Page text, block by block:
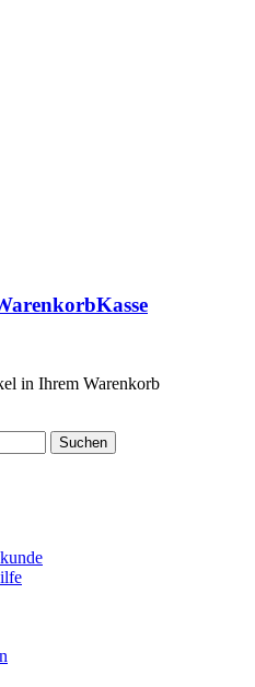
Kasse
in Ihrem Warenkorb